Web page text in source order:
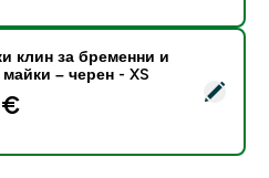
MP Дамски клин за бременни
клин за бременни и
– черен - XS